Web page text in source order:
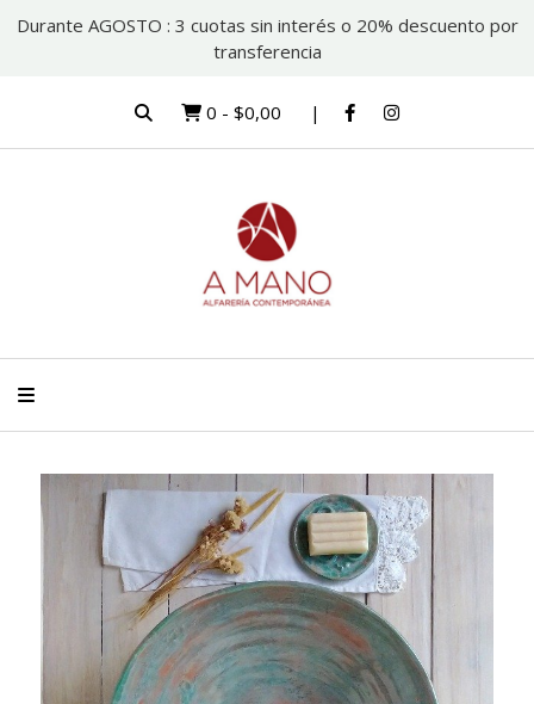
Durante AGOSTO : 3 cuotas sin interés o 20% descuento por
transferencia
0 - $0,00